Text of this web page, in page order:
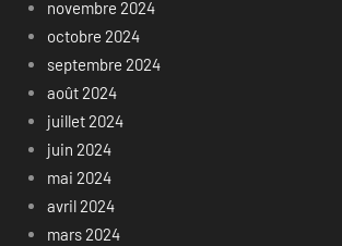
novembre 2024
octobre 2024
septembre 2024
août 2024
juillet 2024
juin 2024
mai 2024
avril 2024
mars 2024